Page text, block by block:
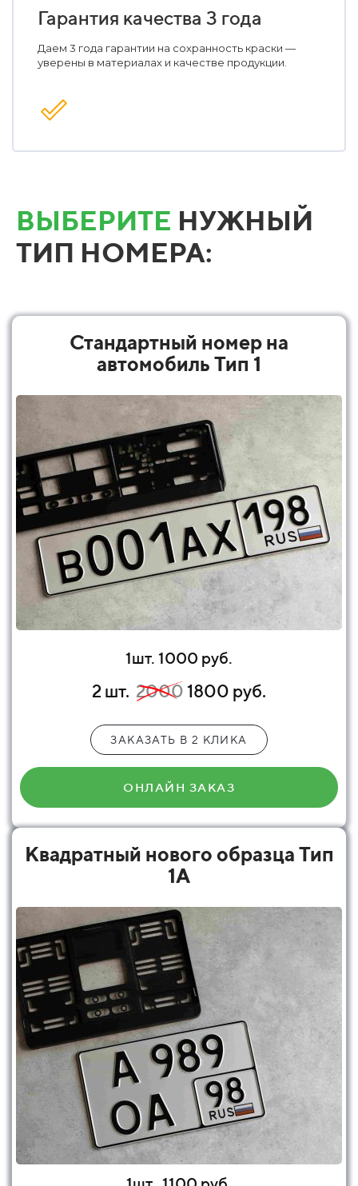
Гарантия качества 3 года
Даем 3 года гарантии на сохранность краски —
уверены в материалах и качестве продукции.
ВЫБЕРИТЕ НУЖНЫЙ
ТИП НОМЕРА:
Стандартный номер на
автомобиль Тип 1
1шт. 1000 руб.
2 шт. 20001800 руб.
ЗАКАЗАТЬ В 2 КЛИКА
ОНЛАЙН ЗАКАЗ
Квадратный нового образца Тип
1А